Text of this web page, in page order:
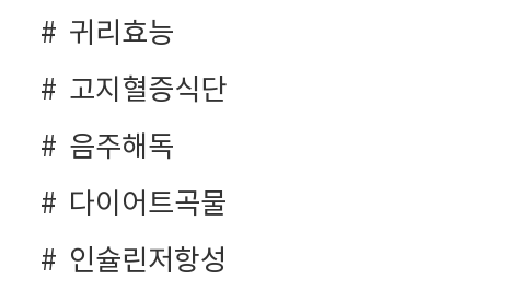
귀리효능
고지혈증식단
음주해독
다이어트곡물
인슐린저항성